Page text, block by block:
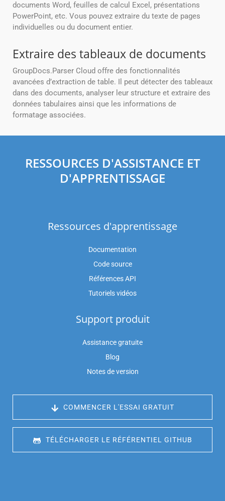
documents Word, feuilles de calcul Excel, présentations
PowerPoint, etc. Vous pouvez extraire du texte de pages
individuelles ou du document entier.
Extraire des tableaux de documents
GroupDocs.Parser Cloud offre des fonctionnalités
avancées d’extraction de table. Il peut détecter des tableaux
dans des documents, analyser leur structure et extraire des
données tabulaires ainsi que les informations de
formatage associées.
RESSOURCES D'ASSISTANCE ET
D'APPRENTISSAGE
Ressources d'apprentissage
Documentation
Code source
Références API
Tutoriels vidéos
Support produit
Assistance gratuite
Blog
Notes de version
COMMENCER L'ESSAI GRATUIT
TÉLÉCHARGER LE RÉFÉRENTIEL GITHUB